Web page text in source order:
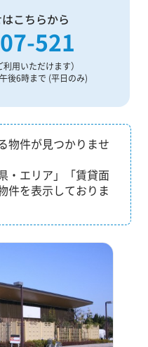
こちらから
521
用いただけます）
後6時まで (平日のみ)
物件が見つかりませ
・エリア」「賃貸面
件を表示しておりま